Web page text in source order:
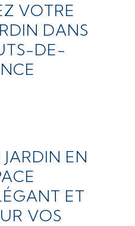
VOTRE
DANS
DE-
EN
ET
VOS